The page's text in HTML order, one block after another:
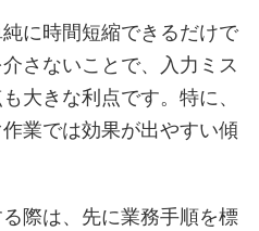
に時間短縮できるだけで
さないことで、入力ミス
大きな利点です。特に、
業では効果が出やすい傾
際は、先に業務手順を標